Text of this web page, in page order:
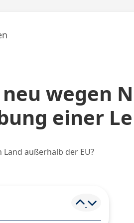
wegen
einer
außerhalb der EU?
Element